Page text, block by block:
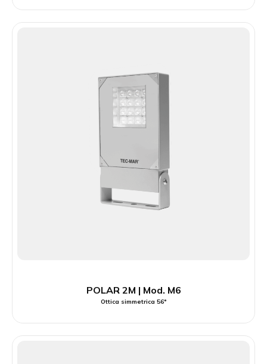
POLAR 2M | Mod. M6
Ottica simmetrica 56°